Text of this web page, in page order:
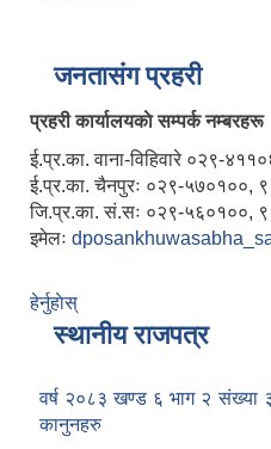
जनतासंग प्रहरी
प्रहरी कार्यालयकाे सम्पर्क नम्बरहरू
ई.प्र.का. वाना-विहिवारे ०२९-
ई.प्र.का. चैनपुरः ०२९-५७०१००,
जि.प्र.का. सं.सः ०२९-५६०१००,
इमेलः
हेर्नुहाेस्
स्थानीय राजपत्र
वर्ष २०८३ खण्ड ६ भाग २ संख्या
कानुनहरु